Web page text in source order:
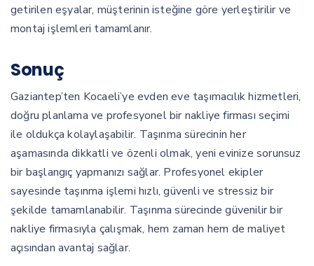
getirilen eşyalar, müşterinin isteğine göre yerleştirilir ve
montaj işlemleri tamamlanır.
Sonuç
Gaziantep’ten Kocaeli’ye evden eve taşımacılık hizmetleri,
doğru planlama ve profesyonel bir nakliye firması seçimi
ile oldukça kolaylaşabilir. Taşınma sürecinin her
aşamasında dikkatli ve özenli olmak, yeni evinize sorunsuz
bir başlangıç yapmanızı sağlar. Profesyonel ekipler
sayesinde taşınma işlemi hızlı, güvenli ve stressiz bir
şekilde tamamlanabilir. Taşınma sürecinde güvenilir bir
nakliye firmasıyla çalışmak, hem zaman hem de maliyet
açısından avantaj sağlar.